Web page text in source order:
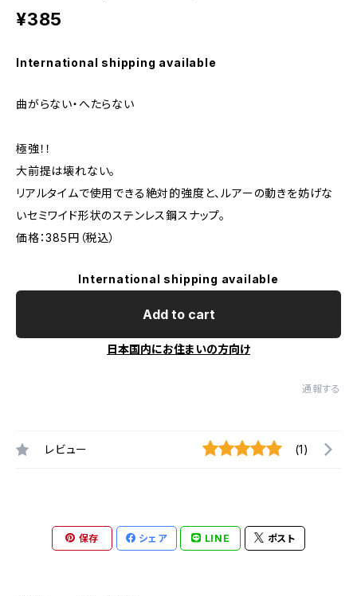
¥385
International shipping available
曲がらない・へたらない
極強！！
大前提は壊れない。
リアルタイムで使用できる絶対的強度と、ルアーの動きを妨げな
いセミワイド形状のステンレス鋼スナップ。
価格：385円（税込）
International shipping available
Add to cart
日本国内にお住まいの方向け
通報する
レビュー (1)
保存 シェア LINE ポスト